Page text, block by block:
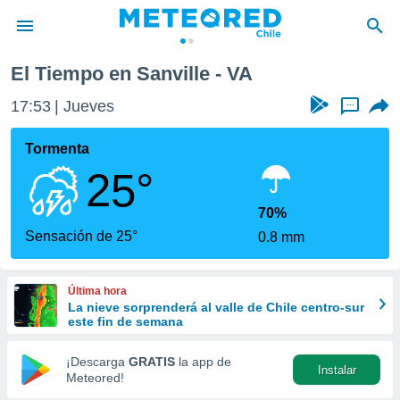
de
por
se
calidad.
a este
las
y
forma
digital
basada
El Tiempo en Sanville - VA
17:53 Jueves ...
Tormenta
25°
Sensación de 25°
70%
0.8 mm
Última hora
La nieve sorprenderá al valle de Chile centro-sur
este fin de semana
¡Descarga GRATIS la app de
Meteored!
Instalar